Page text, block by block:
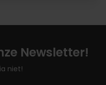
Newsletter!
niet!